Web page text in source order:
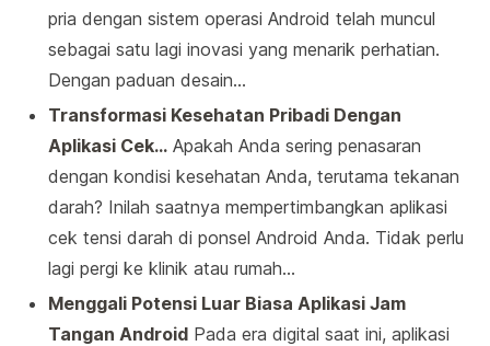
pria dengan sistem operasi Android telah muncul
sebagai satu lagi inovasi yang menarik perhatian.
Dengan paduan desain…
Transformasi Kesehatan Pribadi Dengan
Aplikasi Cek… Apakah Anda sering penasaran
dengan kondisi kesehatan Anda, terutama tekanan
darah? Inilah saatnya mempertimbangkan aplikasi
cek tensi darah di ponsel Android Anda. Tidak perlu
lagi pergi ke klinik atau rumah…
Menggali Potensi Luar Biasa Aplikasi Jam
Tangan Android Pada era digital saat ini, aplikasi